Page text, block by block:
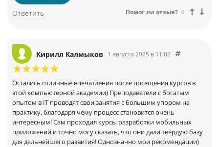
Ответить Помог ли отзыв? 0
Кирилл Калмыков 1 августа 2025 в 11:02
Остались отличные впечатления после посещения курсов в
этой компьютерной академии) Преподаватели с богатым
опытом в IT проводят свои занятия с большим упором на
практику, благодаря чему процесс становится очень
интересным! Сам проходил курсы разработки мобильных
приложений и точно могу сказать, что они дали твёрдую базу
для дальнейшего развития! Однозначно мои рекомендации)